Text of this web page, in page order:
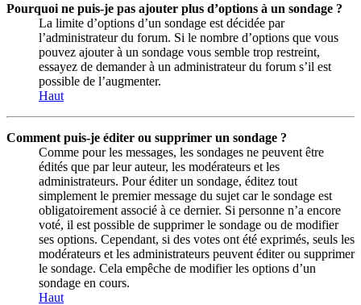
Pourquoi ne puis-je pas ajouter plus d’options à un sondage ?
La limite d’options d’un sondage est décidée par
l’administrateur du forum. Si le nombre d’options que vous
pouvez ajouter à un sondage vous semble trop restreint,
essayez de demander à un administrateur du forum s’il est
possible de l’augmenter.
Haut
Comment puis-je éditer ou supprimer un sondage ?
Comme pour les messages, les sondages ne peuvent être
édités que par leur auteur, les modérateurs et les
administrateurs. Pour éditer un sondage, éditez tout
simplement le premier message du sujet car le sondage est
obligatoirement associé à ce dernier. Si personne n’a encore
voté, il est possible de supprimer le sondage ou de modifier
ses options. Cependant, si des votes ont été exprimés, seuls les
modérateurs et les administrateurs peuvent éditer ou supprimer
le sondage. Cela empêche de modifier les options d’un
sondage en cours.
Haut